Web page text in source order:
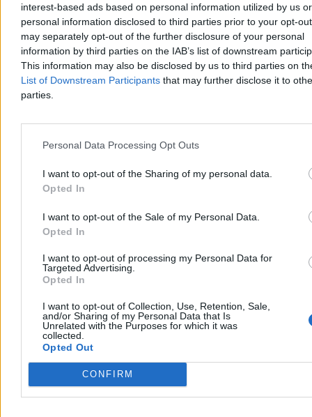
interest-based ads based on personal information utilized by us or
personal information disclosed to third parties prior to your opt-
may separately opt-out of the further disclosure of your personal
information by third parties on the IAB’s list of downstream
This information may also be disclosed by us to third parties on
List of Downstream Participants that may further disclose it to
parties.
Personal Data Processing Opt Outs
I want to opt-out of the Sharing of my personal data.
Opted In
I want to opt-out of the Sale of my Personal Data.
Opted In
I want to opt-out of processing my Personal Data for
Targeted Advertising.
Opted In
I want to opt-out of Collection, Use, Retention, Sale,
and/or Sharing of my Personal Data that Is
Unrelated with the Purposes for which it was
collected.
Opted Out
CONFIRM
autostrad?
udostępniona kierowcom. Do osiągnięcia ostatecznego celu
podanego w rządowych rozporządzeniach brakuje niecałych 150
kilometrów. Generalna Dyrekcja Dróg Krajowych i Autostrad
najbardziej zatłoczonych tras o dodatkowe pasy.
Agnieszka Waś-Turecka
5 min